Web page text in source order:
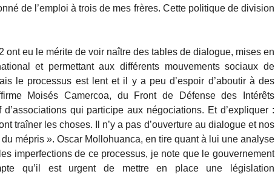
de l’emploi à trois de mes frères. Cette politique de division
ont eu le mérite de voir naître des tables de dialogue, mises en
et permettant aux différents mouvements sociaux de
le processus est lent et il y a peu d’espoir d’aboutir à des
Moisés Camercoa, du Front de Défense des Intérêts
qui participe aux négociations. Et d’expliquer :
traîner les choses. Il n’y a pas d’ouverture au dialogue et nos
mépris ». Oscar Mollohuanca, en tire quant à lui une analyse
imperfections de ce processus, je note que le gouvernement
qu’il est urgent de mettre en place une législation